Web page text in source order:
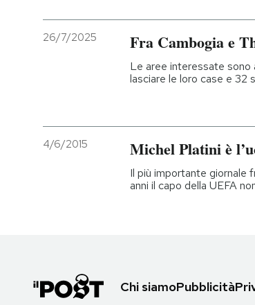
26/7/2025 Fra Cambogia e
Le aree interessate
lasciare le loro case e 32
4/6/2015 Michel Platini è
Il più importante giornale
anni il capo della UEFA
Chi siamoPubblicità